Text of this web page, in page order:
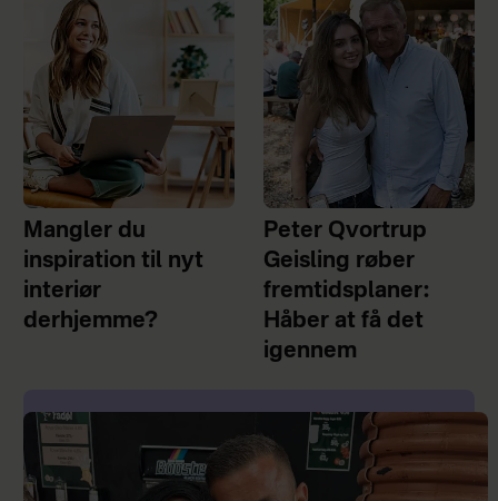
Mangler du
inspiration til nyt
interiør
derhjemme?
Peter Qvortrup
Geisling røber
fremtidsplaner:
Håber at få det
igennem